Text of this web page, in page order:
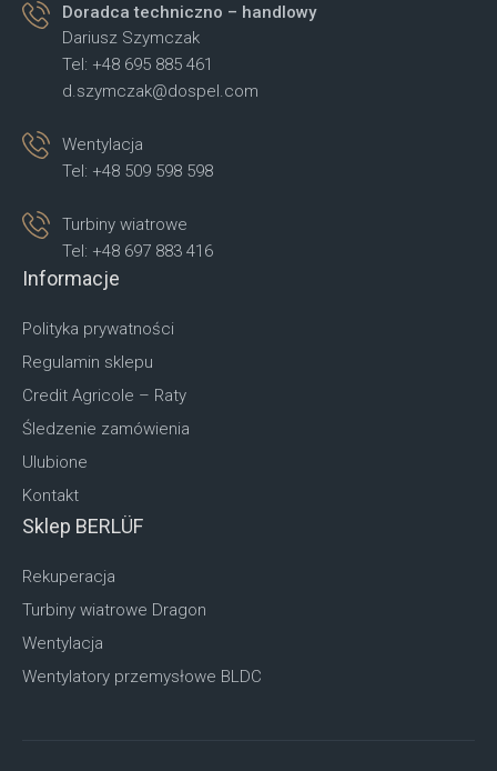
Doradca techniczno – handlowy
Dariusz Szymczak
Tel: +48 695 885 461
d.szymczak@dospel.com
Wentylacja
Tel: +48 509 598 598
Turbiny wiatrowe
Tel: +48 697 883 416
Informacje
Polityka prywatności
Regulamin sklepu
Credit Agricole – Raty
Śledzenie zamówienia
Ulubione
Kontakt
Sklep BERLÜF
Rekuperacja
Turbiny wiatrowe Dragon
Wentylacja
Wentylatory przemysłowe BLDC